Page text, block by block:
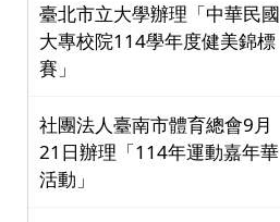
臺北市立大學辦理「中華民國
大專校院114學年度健美錦標
賽」
社團法人臺南市體育總會9月
21日辦理「114年運動嘉年華
活動」